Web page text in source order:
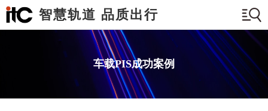
智慧轨道 品质出行
车载PIS成功案例